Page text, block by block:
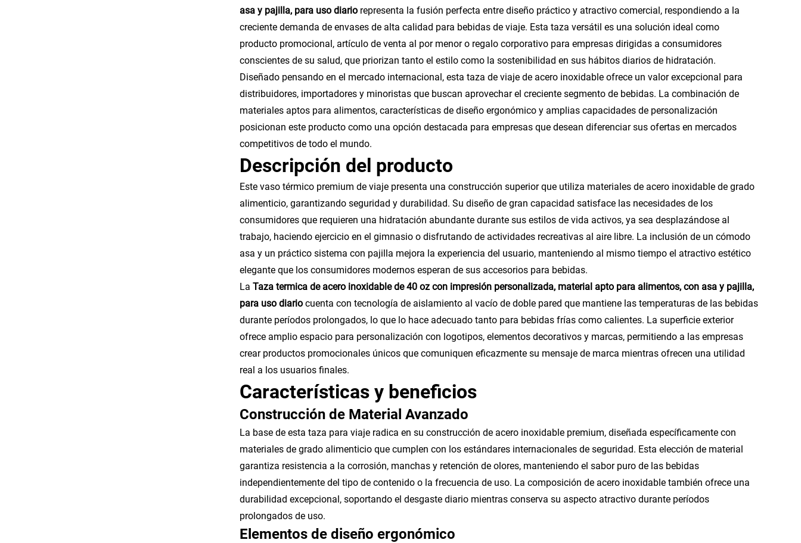
asa y pajilla, para uso diario representa la fusión perfecta entre diseño práctico y atractivo comercial, respondiendo a la
creciente demanda de envases de alta calidad para bebidas de viaje. Esta taza versátil es una solución ideal como
producto promocional, artículo de venta al por menor o regalo corporativo para empresas dirigidas a consumidores
conscientes de su salud, que priorizan tanto el estilo como la sostenibilidad en sus hábitos diarios de hidratación.
Diseñado pensando en el mercado internacional, esta taza de viaje de acero inoxidable ofrece un valor excepcional para
distribuidores, importadores y minoristas que buscan aprovechar el creciente segmento de bebidas. La combinación de
materiales aptos para alimentos, características de diseño ergonómico y amplias capacidades de personalización
posicionan este producto como una opción destacada para empresas que desean diferenciar sus ofertas en mercados
competitivos de todo el mundo.
Descripción del producto
Este vaso térmico premium de viaje presenta una construcción superior que utiliza materiales de acero inoxidable de grado
alimenticio, garantizando seguridad y durabilidad. Su diseño de gran capacidad satisface las necesidades de los
consumidores que requieren una hidratación abundante durante sus estilos de vida activos, ya sea desplazándose al
trabajo, haciendo ejercicio en el gimnasio o disfrutando de actividades recreativas al aire libre. La inclusión de un cómodo
asa y un práctico sistema con pajilla mejora la experiencia del usuario, manteniendo al mismo tiempo el atractivo estético
elegante que los consumidores modernos esperan de sus accesorios para bebidas.
La Taza termica de acero inoxidable de 40 oz con impresión personalizada, material apto para alimentos, con asa y pajilla,
para uso diario cuenta con tecnología de aislamiento al vacío de doble pared que mantiene las temperaturas de las bebidas
durante períodos prolongados, lo que lo hace adecuado tanto para bebidas frías como calientes. La superficie exterior
ofrece amplio espacio para personalización con logotipos, elementos decorativos y marcas, permitiendo a las empresas
crear productos promocionales únicos que comuniquen eficazmente su mensaje de marca mientras ofrecen una utilidad
real a los usuarios finales.
Características y beneficios
Construcción de Material Avanzado
La base de esta taza para viaje radica en su construcción de acero inoxidable premium, diseñada específicamente con
materiales de grado alimenticio que cumplen con los estándares internacionales de seguridad. Esta elección de material
garantiza resistencia a la corrosión, manchas y retención de olores, manteniendo el sabor puro de las bebidas
independientemente del tipo de contenido o la frecuencia de uso. La composición de acero inoxidable también ofrece una
durabilidad excepcional, soportando el desgaste diario mientras conserva su aspecto atractivo durante períodos
prolongados de uso.
Elementos de diseño ergonómico